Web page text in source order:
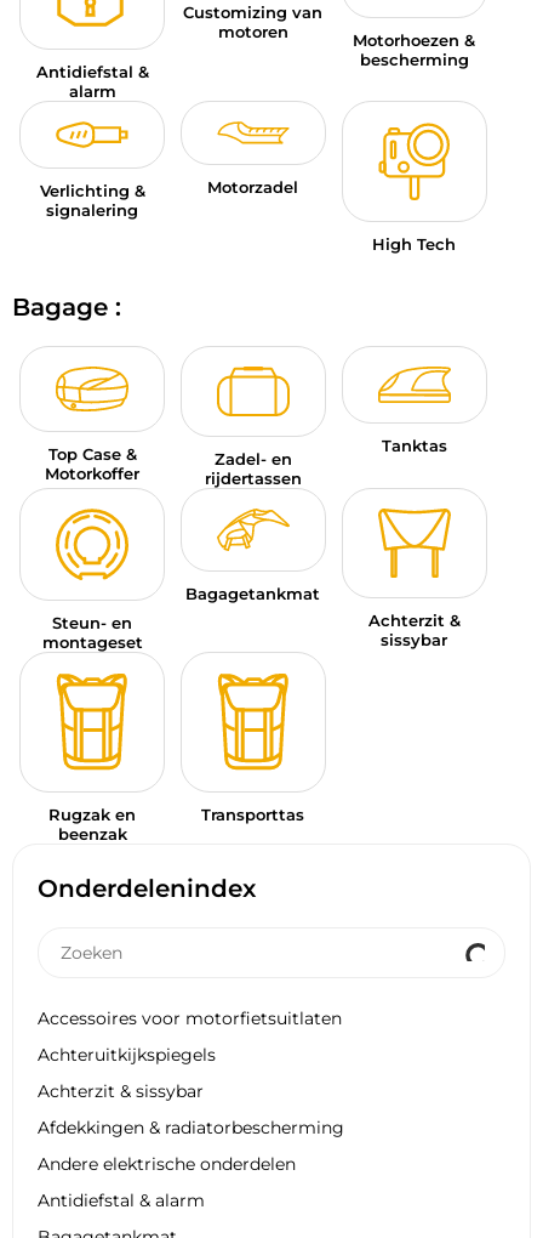
Onderdelenindex
Accessoires voor motorfietsuitlaten
Achteruitkijkspiegels
Achterzit & sissybar
Afdekkingen & radiatorbescherming
Andere elektrische onderdelen
Antidiefstal & alarm
Antidiefstal &
alarm
Customizing van
motoren
Motorhoezen &
bescherming
Verlichting &
signalering
Motorzadel
High Tech
Bagage :
Top Case &
Motorkoffer
Zadel- en
rijdertassen
Tanktas
Steun- en
montageset
Bagagetankmat
Achterzit &
sissybar
Rugzak en
beenzak
Transporttas